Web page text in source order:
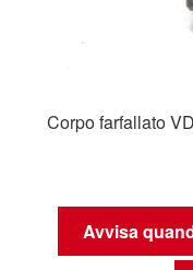
Corpo farfallato
Avvisa